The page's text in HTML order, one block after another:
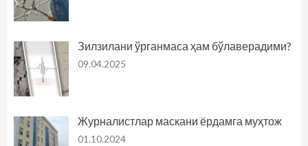
Зилзилани ўрганмаса ҳам бўлаверадими?
09.04.2025
Журналистлар маскани ёрдамга муҳтож
01.10.2024